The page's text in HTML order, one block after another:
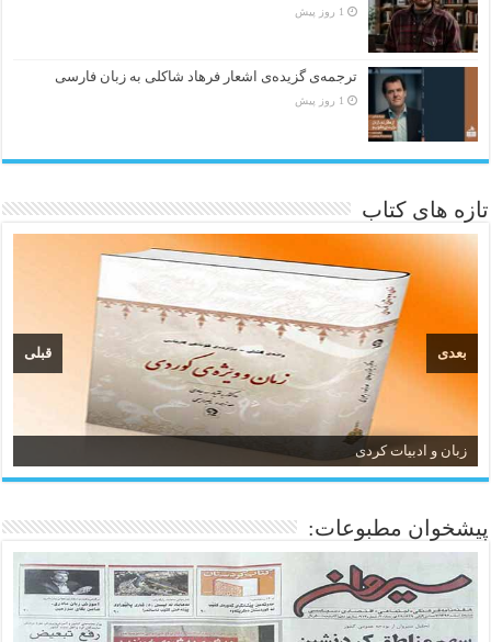
1 روز پیش
ترجمه‌ی گزیده‌‌ی اشعار فرهاد شاکلی به زبان فارسی
1 روز پیش
تازه های کتاب
زبان و ادبیات کردی
قبلی بعدی
پیشخوان مطبوعات: